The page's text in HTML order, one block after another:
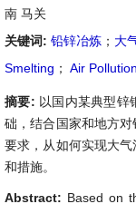
南 马关
关键词: 铅锌冶炼 ； 大
Smelting ； Air
摘要: 以国内某典型锌
础，结合国家和地方
要求，从如何实现大
和措施。
Abstract: Based on